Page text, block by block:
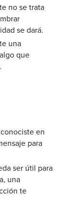
no se trata
se dará.
una
que
en
para
ser útil para
una
te